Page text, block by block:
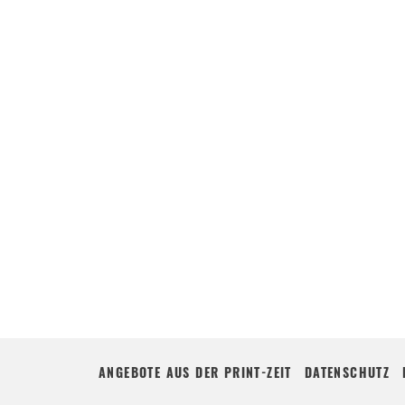
ANGEBOTE AUS DER PRINT-ZEIT DATENSCHUTZ